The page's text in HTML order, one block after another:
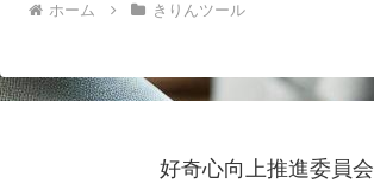
ホーム きりんツール
好奇心向上推進委員会